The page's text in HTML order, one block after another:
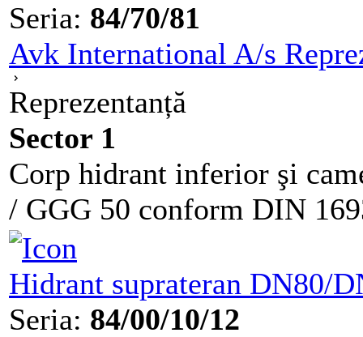
Seria: 84/70/81
Avk International A/s
Reprezentanță
Sector 1
Corp hidrant inferior şi
/ GGG 50 conform DIN
Hidrant suprateran DN80/
Seria: 84/00/10/12